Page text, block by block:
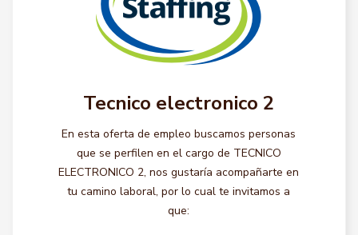
Tecnico electronico 2
En esta oferta de empleo buscamos personas
que se perfilen en el cargo de TECNICO
ELECTRONICO 2, nos gustaría acompañarte en
tu camino laboral, por lo cual te invitamos a
que: